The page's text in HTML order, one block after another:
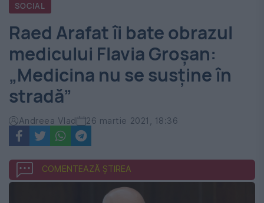
România
-
Evenimentul
Zilei
SOCIAL
Raed Arafat îi bate obrazul
medicului Flavia Groşan:
„Medicina nu se susține în
stradă”
Andreea Vlad 26 martie 2021, 18:36
COMENTEAZĂ ȘTIREA